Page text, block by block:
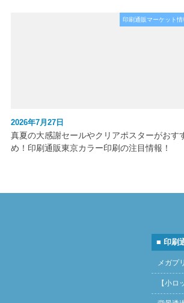
印刷通販マーケット情
2026年7月27日
真夏の大感謝セールやクリアポスターがおす
め！印刷通販東京カラー印刷の注目情報！
■ 印刷
メガプ
【小